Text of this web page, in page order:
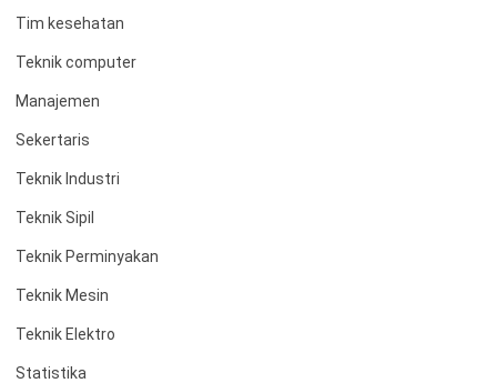
Tim kesehatan
Teknik computer
Manajemen
Sekertaris
Teknik Industri
Teknik Sipil
Teknik Perminyakan
Teknik Mesin
Teknik Elektro
Statistika